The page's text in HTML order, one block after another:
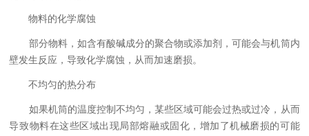
物料的化学腐蚀
部分物料，如含有酸碱成分的聚合物或添加剂，可能会与机筒内
壁发生反应，导致化学腐蚀，从而加速磨损。
不均匀的热分布
如果机筒的温度控制不均匀，某些区域可能会过热或过冷，从而
导致物料在这些区域出现局部熔融或固化，增加了机械磨损的可能